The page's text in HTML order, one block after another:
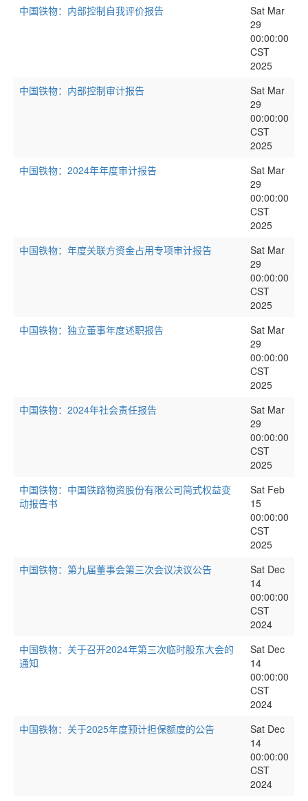
中国铁物：内部控制自我评价报告
Sat Mar
29
00:00:00
CST
2025
中国铁物：内部控制审计报告
Sat Mar
29
00:00:00
CST
2025
中国铁物：2024年年度审计报告
Sat Mar
29
00:00:00
CST
2025
中国铁物：年度关联方资金占用专项审计报告
Sat Mar
29
00:00:00
CST
2025
中国铁物：独立董事年度述职报告
Sat Mar
29
00:00:00
CST
2025
中国铁物：2024年社会责任报告
Sat Mar
29
00:00:00
CST
2025
中国铁物：中国铁路物资股份有限公司简式权益变
动报告书
Sat Feb
15
00:00:00
CST
2025
中国铁物：第九届董事会第三次会议决议公告
Sat Dec
14
00:00:00
CST
2024
中国铁物：关于召开2024年第三次临时股东大会的
通知
Sat Dec
14
00:00:00
CST
2024
中国铁物：关于2025年度预计担保额度的公告
Sat Dec
14
00:00:00
CST
2024